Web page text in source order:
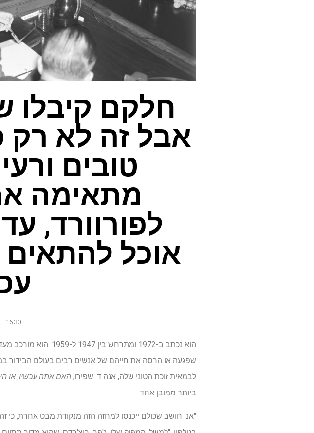
חלקם קיבלו
אבל זה לא רק
טובים
מתאימה
אוכל
16:30
,
הוא נכתב ב-1972
לבמאית זוכת הטוני שלה, אנה ד. שפירו, האם אתה עכשיו, או
ביותר ממובן אחד.
"אני חושב שכולם ייכנסו למחזה הזה מנקודת מבט אחרת, כי